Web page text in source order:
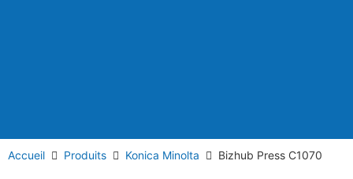
Accueil Produits Konica Minolta Bizhub Press C1070